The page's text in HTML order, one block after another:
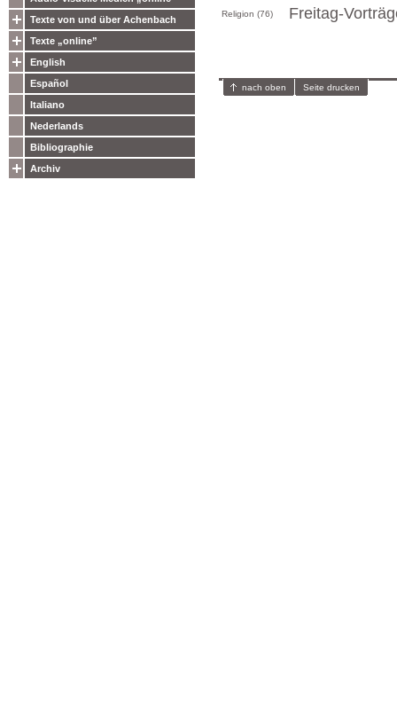
Texte von und über Achenbach
Texte „online”
English
Español
Italiano
Nederlands
Bibliographie
Archiv
Religion (76) Freitag-
nach oben Seite drucken